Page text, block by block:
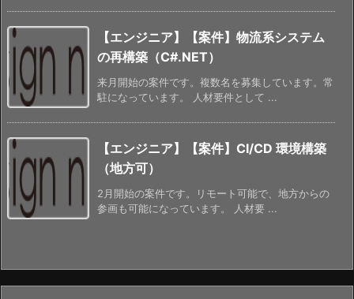
【エンジニア】【案件】物流系システム
の再構築（C#.NET）
来月開始の案件です。複数名を募集しています。常
駐になっています。 人材要件として ...
【エンジニア】【案件】CI/CD 環境構築
（地方可）
2月開始の案件です。リモート可能で、地方からの
参画も可能になっています。 人材要 ...